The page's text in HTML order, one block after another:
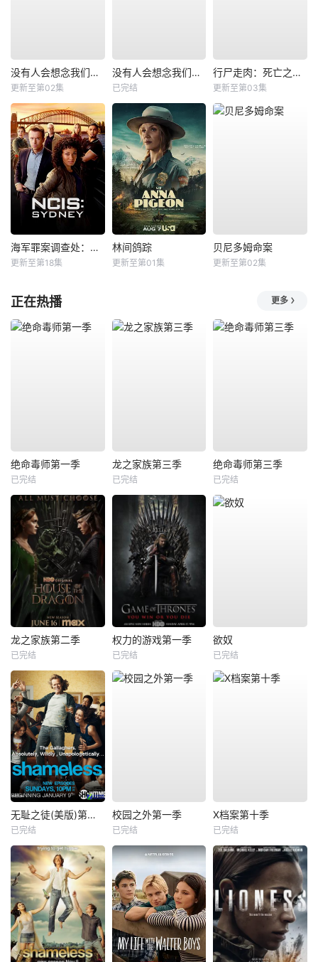
没有人会想念我们第二季
更新至第02集
没有人会想念我们第一季
已完结
行尸走肉：死亡之城第三季
更新至第03集
海军罪案调查处：悉尼第三季
更新至第18集
林间鸽踪
更新至第01集
贝尼多姆命案
更新至第02集
正在热播 更多
绝命毒师第一季
已完结
龙之家族第三季
已完结
绝命毒师第三季
已完结
龙之家族第二季
已完结
权力的游戏第一季
已完结
欲奴
已完结
无耻之徒(美版)第一季
已完结
校园之外第一季
已完结
X档案第十季
已完结